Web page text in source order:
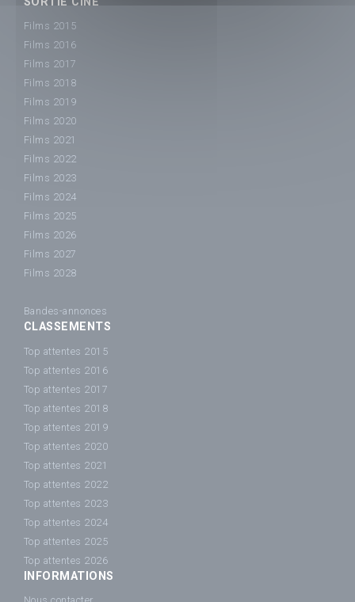
Films 2015
Films 2016
Films 2017
Films 2018
Films 2019
Films 2020
Films 2021
Films 2022
Films 2023
Films 2024
Films 2025
Films 2026
Films 2027
Films 2028
Bandes-annonces
CLASSEMENTS
Top attentes 2015
Top attentes 2016
Top attentes 2017
Top attentes 2018
Top attentes 2019
Top attentes 2020
Top attentes 2021
Top attentes 2022
Top attentes 2023
Top attentes 2024
Top attentes 2025
Top attentes 2026
INFORMATIONS